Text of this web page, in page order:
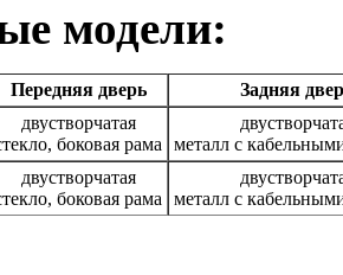
модели:
Передняя дверь Задняя
двустворчатая
боковая рама
металл с
двустворчатая
боковая рама
металл с